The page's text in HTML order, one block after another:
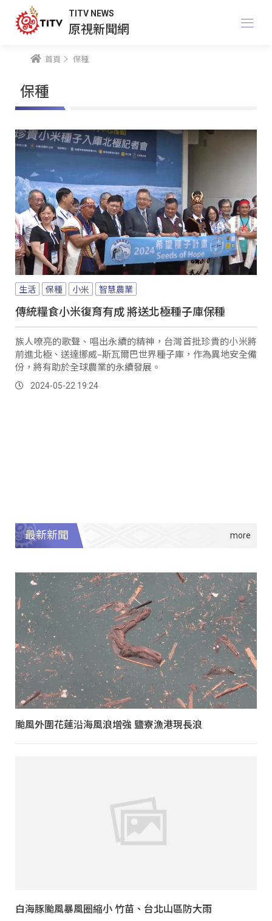
TITV NEWS
原視新聞網
首頁 保種
保種
生活 保種 小米 智慧農業
傳統糧食小米復育有成 將送北極種子庫保種
族人嘹亮的歌聲、唱出永續的精神，台灣首批珍貴的小米將
前進北極、送達挪威–斯瓦爾巴世界種子庫，作為異地安全備
份，將有助於全球農業的永續發展。
2024-05-22 19:24
最新新聞
颱風外圍花蓮沿海風浪增強 鹽寮漁港現長浪
白海豚颱風暴風圈縮小 竹苗、台北山區防大雨